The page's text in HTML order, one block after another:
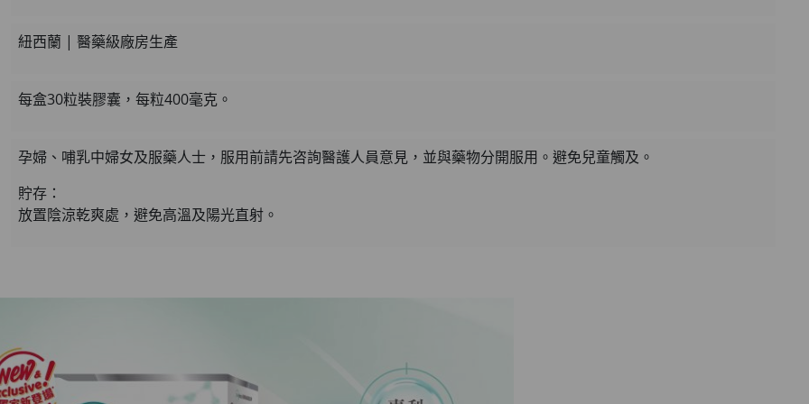
紐西蘭 | 醫藥級廠房生產
每盒30粒裝膠囊，每粒400毫克。
孕婦、哺乳中婦女及服藥人士，服用前請先咨詢醫護人員意見，並與藥物分開服用。避免兒童觸及。
貯存：
放置陰涼乾爽處，避免高溫及陽光直射。